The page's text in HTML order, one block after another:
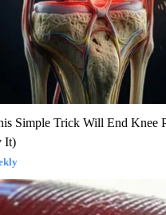
Simple Trick Will End Knee
It)